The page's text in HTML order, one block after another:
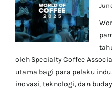
oleh Specialty Coffee
utama bagi para pelaku
inovasi, teknologi, dan